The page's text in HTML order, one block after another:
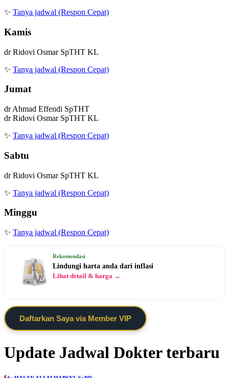
✨ Tanya jadwal (Respon Cepat)
Kamis
dr Ridovi Osmar SpTHT KL
✨ Tanya jadwal (Respon Cepat)
Jumat
dr Ahmad Effendi SpTHT
dr Ridovi Osmar SpTHT KL
✨ Tanya jadwal (Respon Cepat)
Sabtu
dr Ridovi Osmar SpTHT KL
✨ Tanya jadwal (Respon Cepat)
Minggu
✨ Tanya jadwal (Respon Cepat)
Rekomendasi
Lindungi harta anda dari inflasi
Lihat detail & harga →
Daftarkan Saya via Member VIP
Update Jadwal Dokter terbaru